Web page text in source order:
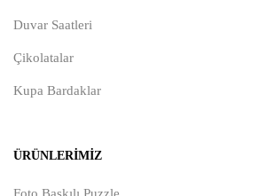
Duvar Saatleri
Çikolatalar
Kupa Bardaklar
ÜRÜNLERIMIZ
Foto Baskılı Puzzle